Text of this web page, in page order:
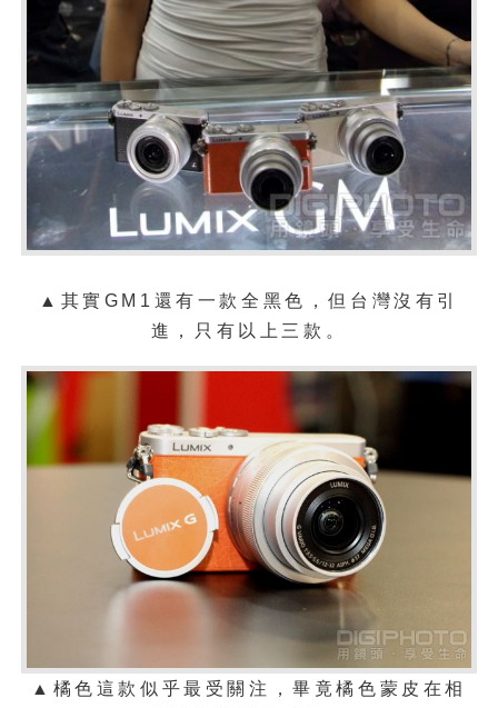
▲其實GM1還有一款全黑色，但台灣沒有引
進，只有以上三款。
▲ 橘色這款似乎最受關注，畢竟橘色蒙皮在相